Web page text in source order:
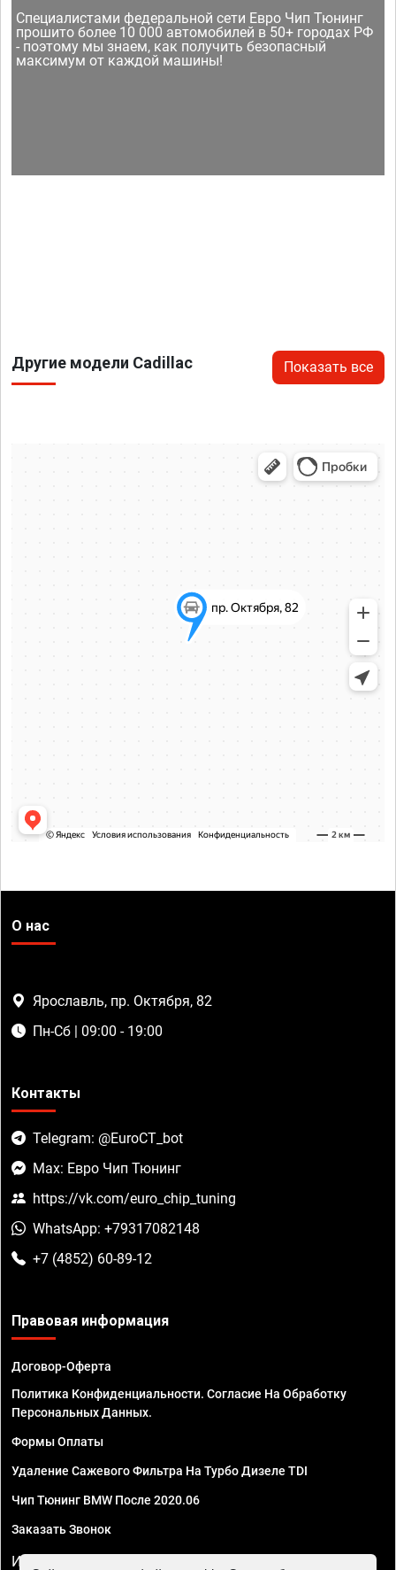
Специалистами федеральной сети Евро Чип Тюнинг
прошито более 10 000 автомобилей в 50+ городах РФ
- поэтому мы знаем, как получить безопасный
максимум от каждой машины!
Другие модели Cadillac Показать все
О нас
Ярославль, пр. Октября, 82
Пн-Сб | 09:00 - 19:00
Контакты
Telegram: @EuroCT_bot
Max: Евро Чип Тюнинг
https://vk.com/euro_chip_tuning
WhatsApp: +79317082148
+7 (4852) 60-89-12
Правовая информация
Договор-Оферта
Политика Конфиденциальности. Согласие На Обработку
Персональных Данных.
Формы Оплаты
Удаление Сажевого Фильтра На Турбо Дизеле TDI
Чип Тюнинг BMW После 2020.06
Заказать Звонок
ИП Смирнов Георгий Павлович. ИНН 781302555843,